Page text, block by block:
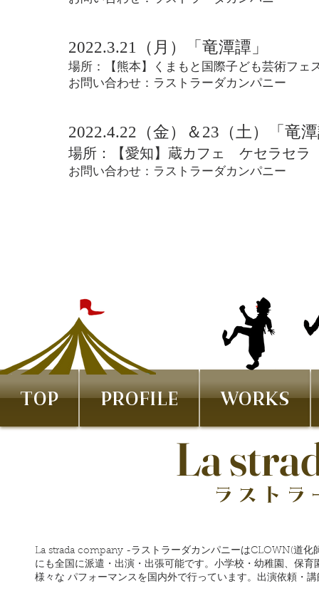
2022.3.21（月）「竜潭譚」
場所：【熊本】くまもと国際子ども芸術フェ
お問い合わせ： ラストラーダカンパニー
2022.4.22（金）＆23（土） 「竜
場所：【愛知】蔵カフェ ケセラセラ
お問い合わせ： ラストラーダカンパニー
TOP PROFILE WORKS
La
ラスト
La strada company -ラストラーダカンパニーはCLOWN(道
にも全国に派遣・出演・出張可能です。小学校・幼稚園、保
様々な パフォーマンスを国内外で行っています。出演依頼・